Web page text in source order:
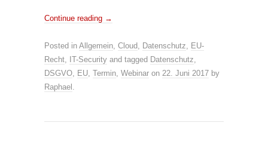
Continue reading →
Posted in Allgemein, Cloud, Datenschutz, EU-
Recht, IT-Security and tagged Datenschutz,
DSGVO, EU, Termin, Webinar on 22. Juni 2017 by
Raphael .